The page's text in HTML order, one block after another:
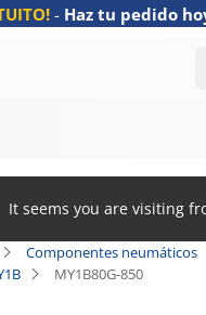
- Haz tu pedido
It seems you are visiting
Componentes neumáticos
MY1B80G-850